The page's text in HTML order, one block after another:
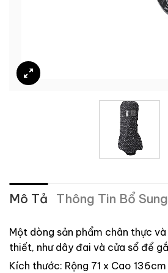
Mô Tả Thông Tin Bổ Sung
Một dòng sản phẩm chân thực
thiết, như dây đai và cửa sổ để
Kích thước: Rộng 71 x Cao 136cm